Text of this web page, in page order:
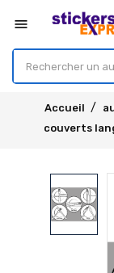
menu
Accueil
couverts